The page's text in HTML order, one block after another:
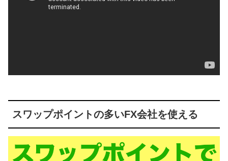
スワップポイントの多いFX会社を使える